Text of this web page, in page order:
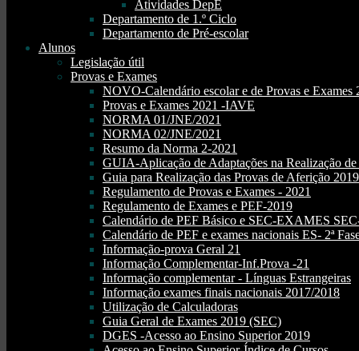
Atividades DepE
Departamento de 1.º Ciclo
Departamento de Pré-escolar
Alunos
Legislação útil
Provas e Exames
NOVO-Calendário escolar e de Provas e Exames
Provas e Exames 2021 -IAVE
NORMA 01/JNE/2021
NORMA 02/JNE/2021
Resumo da Norma 2-2021
GUIA-Aplicação de Adaptações na Realização
Guia para Realização das Provas de Aferição 2019
Regulamento de Provas e Exames - 2021
Regulamento de Exames e PEF-2019
Calendário de PEF Básico e SEC-EXAMES
Calendário de PEF e exames nacionais ES- 2ª
Informação-prova Geral 21
Informação Complementar-Inf.Prova -21
Informação complementar - Línguas Estrangeiras
Informação exames finais nacionais 2017/2018
Utilização de Calculadoras
Guia Geral de Exames 2019 (SEC)
DGES -Acesso ao Ensino Superior 2019